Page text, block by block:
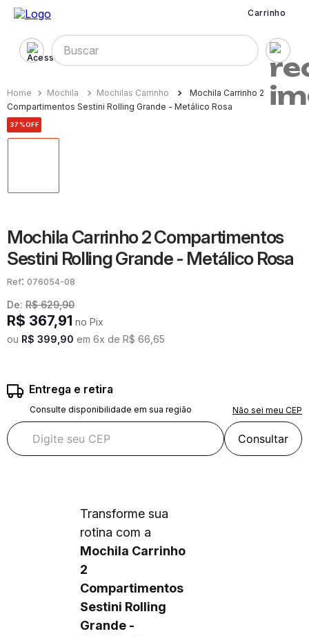
Carrinho
Buscar
Mochila Mochilas Carrinho
Mochila Carrinho 2
Compartimentos Sestini Rolling Grande - Metálico Rosa
37%OFF
Mochila Carrinho 2 Compartimentos
Sestini Rolling Grande - Metálico Rosa
: 076054-08
De: R$ 629,90
R$ 367,91 no Pix
ou R$ 399 90 em 6x de R$ 66 65
Entrega e retira
Consulte disponibilidade em sua região Não sei meu CEP
Consultar
Transforme sua
rotina com a
Mochila Carrinho
2
Compartimentos
Sestini Rolling
Grande -